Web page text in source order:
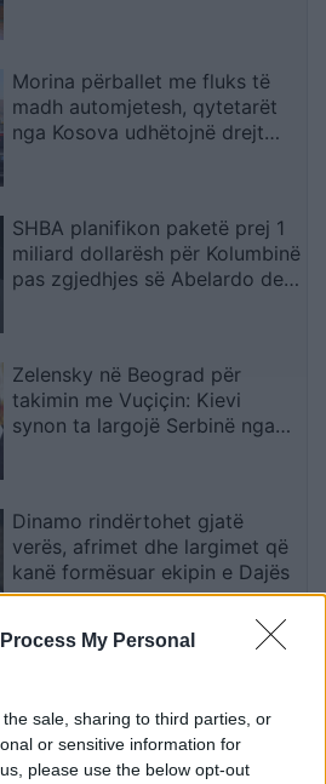
My Personal
sale, sharing to third parties, or
or sensitive information for
please use the below opt-out
Morina përballet me fluks të
madh automjetesh, qytetarët
nga Kosova udhëtojnë drejt
SHBA planifikon paketë prej 1
miliard dollarësh për Kolumbinë
pas zgjedhjes së Abelardo de
Zelensky në Beograd për
takimin me Vuçiçin: Kievi
synon ta largojë Serbinë nga
Dinamo rindërtohet gjatë
verës, afrimet dhe largimet që
kanë formësuar ekipin e Dajës
Rodrin